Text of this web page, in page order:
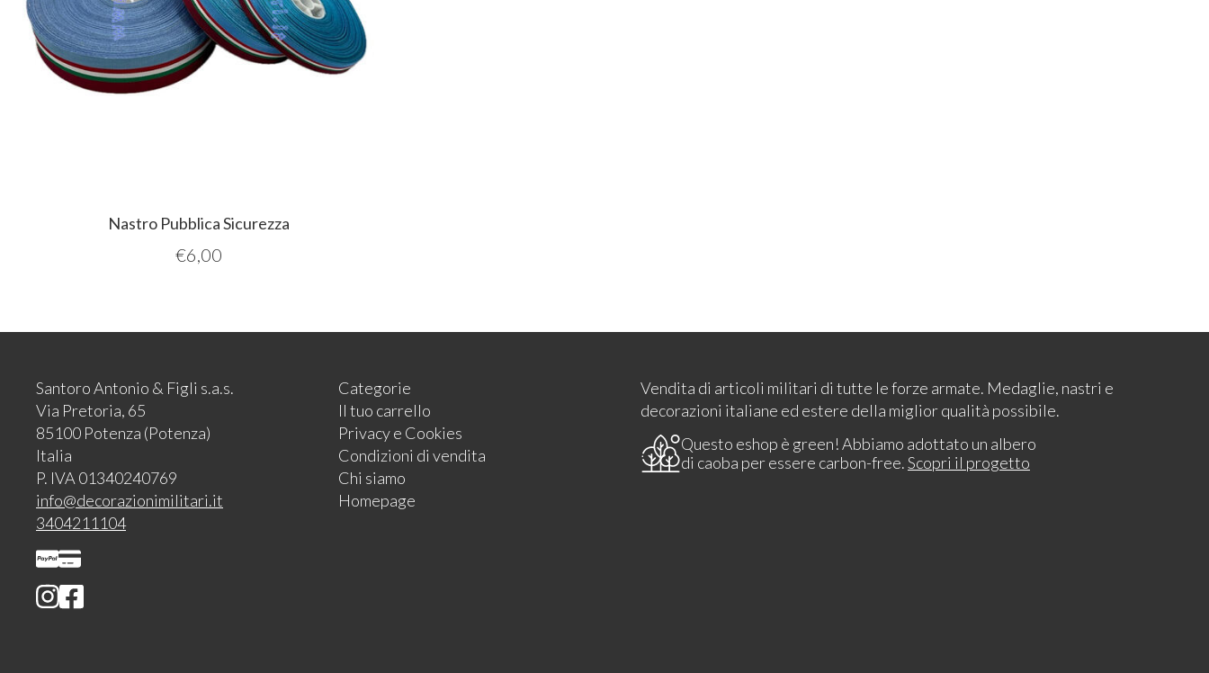
Nastro Pubblica Sicurezza
€6,00
Santoro Antonio & Figli s.a.s.
Via Pretoria, 65
85100 Potenza (Potenza)
Italia
P. IVA 01340240769
info@decorazionimilitari.it
3404211104
Categorie
Il tuo carrello
Privacy e Cookies
Condizioni di vendita
Chi siamo
Homepage
Vendita di articoli militari di tutte le forze armate. Medaglie, nastri e
decorazioni italiane ed estere della miglior qualità possibile.
Questo eshop è green! Abbiamo adottato un albero
di caoba per essere carbon-free.Scopri il progetto